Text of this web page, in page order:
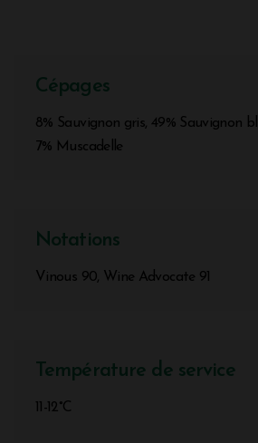
Cépages
8% Sauvignon gris, 49% Sauvignon
7% Muscadelle
Notations
Vinous 90, Wine Advocate 91
Température de service
11-12°C